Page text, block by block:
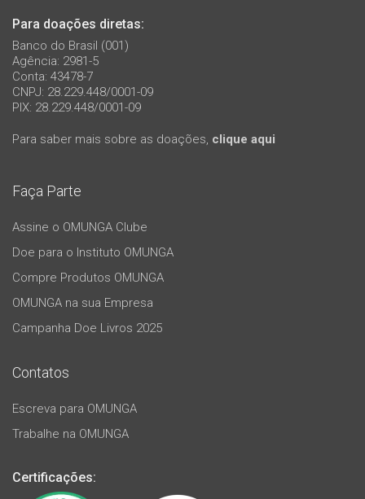
Para doações diretas:
Banco do Brasil (001)
Agência: 2981-5
Conta: 43478-7
CNPJ: 28.229.448/0001-09
PIX: 28.229.448/0001-09
Para saber mais sobre as doações, clique aqui
Faça Parte
Assine o OMUNGA Clube
Doe para o Instituto OMUNGA
Compre Produtos OMUNGA
OMUNGA na sua Empresa
Campanha Doe Livros 2025
Contatos
Escreva para OMUNGA
Trabalhe na OMUNGA
Certificações: